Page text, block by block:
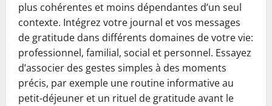
plus cohérentes et moins dépendantes d’un seul
contexte. Intégrez votre journal et vos messages
de gratitude dans différents domaines de votre vie:
professionnel, familial, social et personnel. Essayez
d’associer des gestes simples à des moments
précis, par exemple une routine informative au
petit-déjeuner et un rituel de gratitude avant le